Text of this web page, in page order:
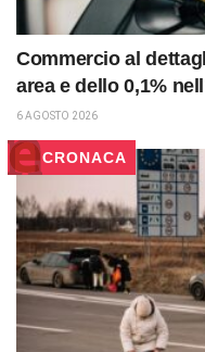
Commercio al
area e dello 0,1%
6 AGOSTO 2026
CRONACA